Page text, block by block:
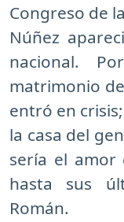
Congreso de
Núñez
nacional.
matrimonio
entró en
la casa del
sería el amor
hasta sus
Román.